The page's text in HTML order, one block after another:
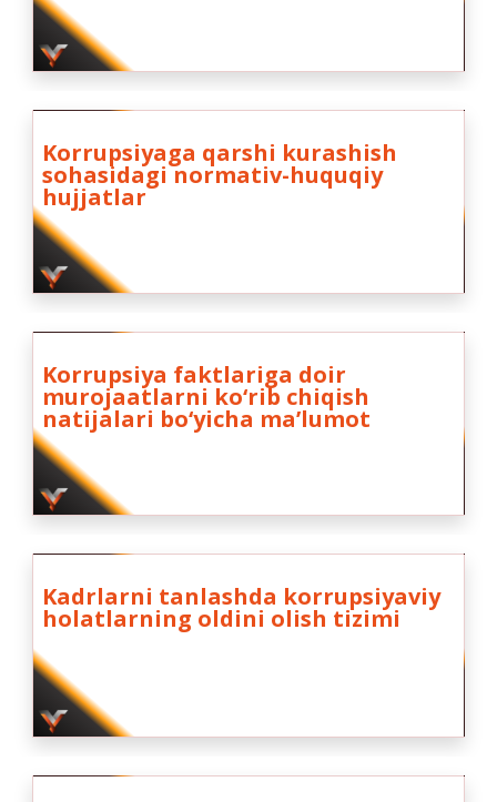
Korrupsiyaga qarshi kurashish
sohasidagi normativ-huquqiy
hujjatlar
Korrupsiya faktlariga doir
murojaatlarni ko‘rib chiqish
natijalari bo‘yicha maʼlumot
Kadrlarni tanlashda korrupsiyaviy
holatlarning oldini olish tizimi